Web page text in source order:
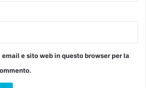
e sito web in questo browser per la